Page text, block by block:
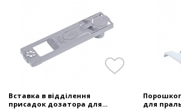
Вставка в відділення
присадок дозатора для...
для